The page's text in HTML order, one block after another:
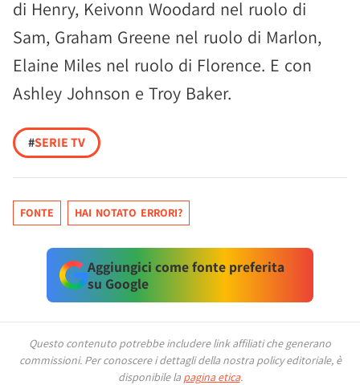
di Henry, Keivonn Woodard nel ruolo di
Sam, Graham Greene nel ruolo di Marlon,
Elaine Miles nel ruolo di Florence. E con
Ashley Johnson e Troy Baker.
#SERIE TV
FONTE HAI NOTATO ERRORI?
Aggiungici come fonte preferita
su Google
Questo contenuto potrebbe includere link affiliati che generano
commissioni. Per conoscere i dettagli della nostra policy editoriale, è
disponibile la pagina etica.